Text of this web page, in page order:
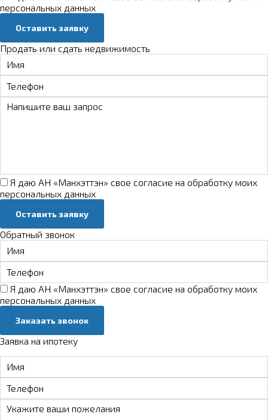
персональных данных
Оставить заявку
Продать или сдать недвижимость
Я даю АН «Манхэттэн» свое согласие на обработку моих
персональных данных
Оставить заявку
Обратный звонок
Я даю АН «Манхэттэн» свое согласие на обработку моих
персональных данных
Заказать звонок
Заявка на ипотеку